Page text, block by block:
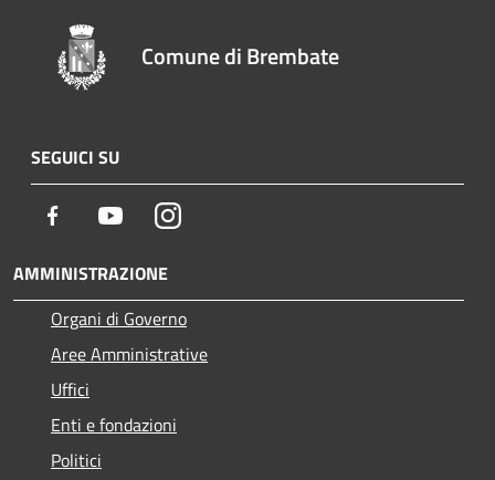
Comune di Brembate
SEGUICI SU
Facebook YoutubeInstagram
AMMINISTRAZIONE
Organi di Governo
Aree Amministrative
Uffici
Enti e fondazioni
Politici